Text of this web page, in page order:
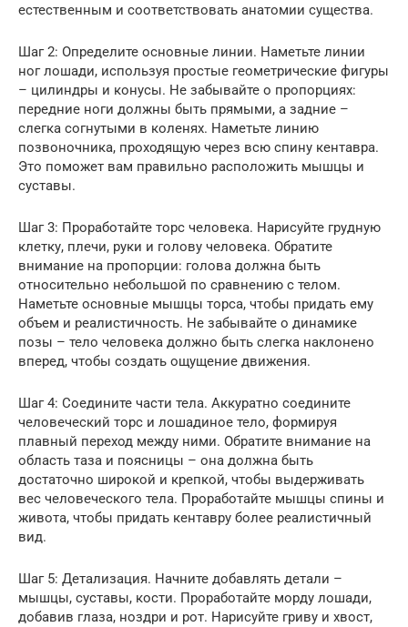
естественным и соответствовать анатомии существа.
Шаг 2: Определите основные линии. Наметьте линии
ног лошади, используя простые геометрические фигуры
– цилиндры и конусы. Не забывайте о пропорциях:
передние ноги должны быть прямыми, а задние –
слегка согнутыми в коленях. Наметьте линию
позвоночника, проходящую через всю спину кентавра.
Это поможет вам правильно расположить мышцы и
суставы.
Шаг 3: Проработайте торс человека. Нарисуйте грудную
клетку, плечи, руки и голову человека. Обратите
внимание на пропорции: голова должна быть
относительно небольшой по сравнению с телом.
Наметьте основные мышцы торса, чтобы придать ему
объем и реалистичность. Не забывайте о динамике
позы – тело человека должно быть слегка наклонено
вперед, чтобы создать ощущение движения.
Шаг 4: Соедините части тела. Аккуратно соедините
человеческий торс и лошадиное тело, формируя
плавный переход между ними. Обратите внимание на
область таза и поясницы – она должна быть
достаточно широкой и крепкой, чтобы выдерживать
вес человеческого тела. Проработайте мышцы спины и
живота, чтобы придать кентавру более реалистичный
вид.
Шаг 5: Детализация. Начните добавлять детали –
мышцы, суставы, кости. Проработайте морду лошади,
добавив глаза, ноздри и рот. Нарисуйте гриву и хвост,